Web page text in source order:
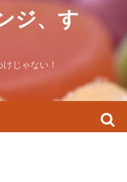
ジ、す
じゃない！